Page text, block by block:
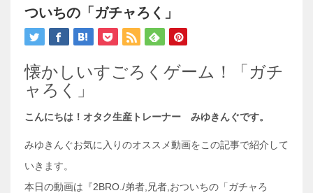
ついちの「ガチャろく」
懐かしいすごろくゲーム！「ガチ
ャろく」
こんにちは！オタク生産トレーナー みゆきんぐです。
みゆきんぐお気に入りのオススメ動画をこの記事で紹介して
いきます。
本日の動画は『2BRO./弟者,兄者,おついちの「ガチャろ